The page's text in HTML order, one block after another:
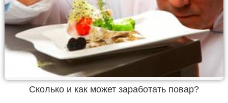
Сколько и как может заработать повар?